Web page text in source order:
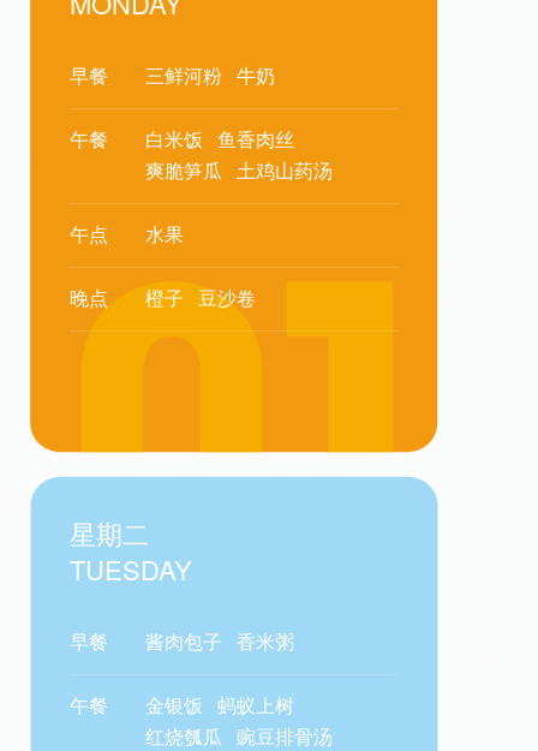
早餐 三鲜河粉 牛奶
午餐 白米饭 鱼香肉丝
爽脆笋瓜 土鸡山药汤
午点 水果
晚点 橙子 豆沙卷
星期二
TUESDAY
早餐 酱肉包子 香米粥
午餐 金银饭
蚂蚁上树
红烧瓠瓜 豌豆排骨汤